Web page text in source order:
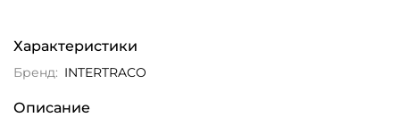
Характеристики
Бренд: INTERTRACO
Описание